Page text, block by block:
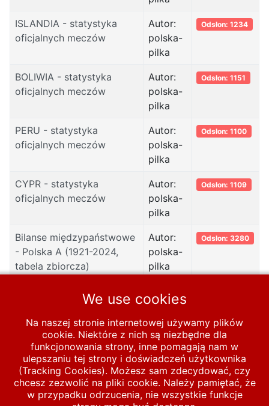
ISLANDIA - statystyka
oficjalnych meczów
Autor:
polska-
pilka
Odsłon: 1234
BOLIWIA - statystyka
oficjalnych meczów
Autor:
polska-
pilka
Odsłon: 1151
PERU - statystyka
oficjalnych meczów
Autor:
polska-
pilka
Odsłon: 1100
CYPR - statystyka
oficjalnych meczów
Autor:
polska-
pilka
Odsłon: 1109
Bilanse międzypaństwowe
- Polska A (1921-2024,
tabela zbiorcza)
Autor:
polska-
pilka
Odsłon: 3280
1 2 3 4 5 6
Strona 1 z 6
Start Statystyki Bilanse międzypaństwowe
We use cookies
Na naszej stronie internetowej używamy plików
cookie. Niektóre z nich są niezbędne dla
funkcjonowania strony, inne pomagają nam w
ulepszaniu tej strony i doświadczeń użytkownika
(Tracking Cookies). Możesz sam zdecydować, czy
chcesz zezwolić na pliki cookie. Należy pamiętać, że
w przypadku odrzucenia, nie wszystkie funkcje